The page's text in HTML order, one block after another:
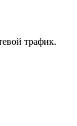
трафик.